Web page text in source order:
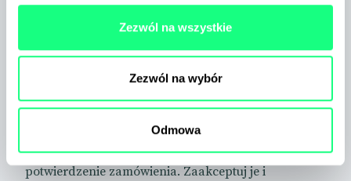
Zezwól na wszystkie
Zezwól na wybór
Odmowa
2
Na e-maila lub w komunikatorze otrzymasz
potwierdzenie zamówienia. Zaakceptuj je i